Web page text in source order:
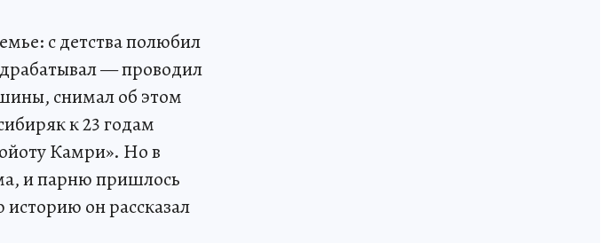
с детства полюбил
— проводил
снимал об этом
к 23 годам
Камри». Но в
и парню пришлось
историю он рассказал